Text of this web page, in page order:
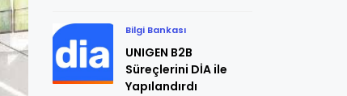
Bilgi Bankası
UNIGEN B2B
Süreçlerini DİA ile
Yapılandırdı